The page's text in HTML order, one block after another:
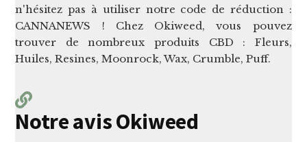
n'hésitez pas à utiliser notre code de réduction :
CANNANEWS ! Chez Okiweed, vous pouvez
trouver de nombreux produits CBD : Fleurs,
Huiles, Resines, Moonrock, Wax, Crumble, Puff.
Notre avis Okiweed